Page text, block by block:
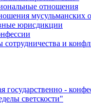
отношения
мусульманских
юрисдикции
и
государственно -
светскости"